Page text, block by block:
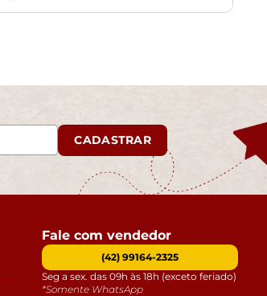
CADASTRAR
Fale com vendedor
(42) 99164-2325
Seg a sex. das 09h às 18h (exceto feriado)
*Somente WhatsApp